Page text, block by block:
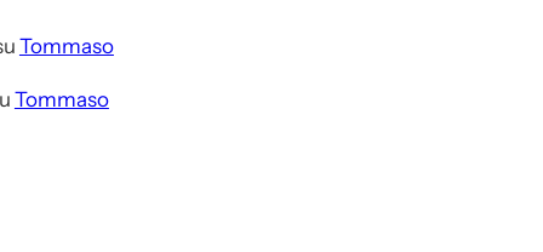
Tommaso
Tommaso